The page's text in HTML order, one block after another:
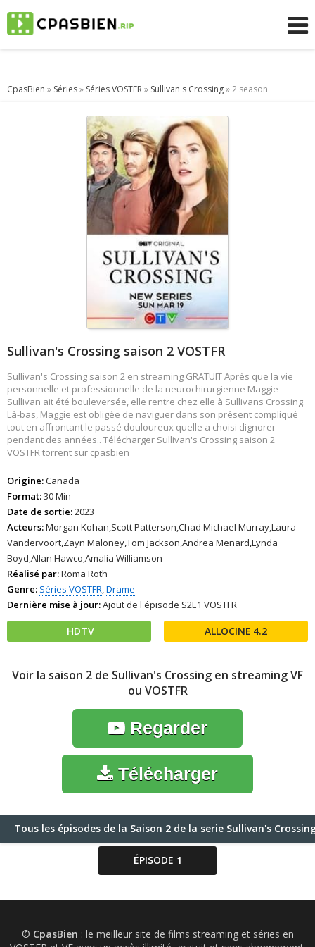
CpasBien » Séries» Séries VOSTFR» Sullivan's Crossing» 2 season
Sullivan's Crossing saison 2 VOSTFR
Sullivan's Crossing saison 2 en streaming GRATUIT Après que la vie
personnelle et professionnelle de la neurochirurgienne Maggie
Sullivan ait été bouleversée, elle rentre chez elle à Sullivans Crossing.
Là-bas, Maggie est obligée de naviguer dans son présent compliqué
tout en affrontant le passé douloureux quelle a choisi dignorer
pendant des années.. Télécharger Sullivan's Crossing saison 2
VOSTFR torrent sur cpasbien
Origine:Canada
Format:30 Min
Date de sortie:2023
Acteurs:Morgan Kohan,Scott Patterson,Chad Michael Murray,Laura
Vandervoort,Zayn Maloney,Tom Jackson,Andrea Menard,Lynda
Boyd,Allan Hawco,Amalia Williamson
Réalisé par:Roma Roth
Genre: Séries VOSTFR Drame
Dernière mise à jour:Ajout de l'épisode S2E1 VOSTFR
HDTV 4.2
Voir la saison 2 de Sullivan's Crossing en streaming VF
ou VOSTFR
Regarder
Télécharger
Tous les épisodes de la Saison 2 de la serie Sullivan's
ÉPISODE 1
© CpasBien : le meilleur site de films streaming et séries en